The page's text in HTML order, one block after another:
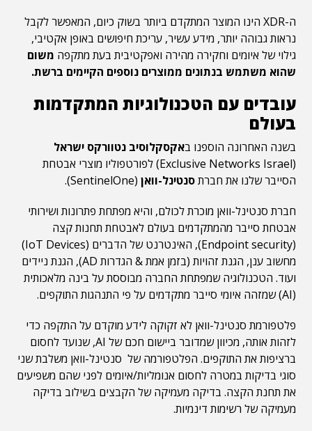
ה-XDR הינו המוצר המתקדם ביותר בשוק כיום, המאפשר לקבל
נראות גבוהה יותר, מידע עשיר, עריכת חיפושים באופן אקטיבי,
גילוי של איומים וחקירה מהירה ואפקטיבית בעת מתקפה משום
שהוא משתמש בנתונים ממוצרים נוספים הקיימים ברשת.
עובדים עם הטכנולוגיות המתקדמות
בעולם
בשנה האחרונה הוספנו באקסקלוסיב נטוורקס ישראל
(Exclusive Networks Israel) לפורטפוליו מוצרי אבטחת
הסייבר שלנו את חברתסנטינל-וואן (SentinelOne).
חברת סנטינל-וואן מוכרת לכולם, והיא מפתחת פתרונות ושירותי
אבטחת סייבר מהמתקדמים בעולם לאבטחת תחנות קצה
(Endpoint security), האינטרנט של הדברים (IoT Devices)
מחשוב ענן, הגנת זהויות (בזמן אמת & הגדרות AD), הגנת ניידים
ועוד. הטכנולוגיה שמפתחת החברה מבוססת על בינה מלאכותית
(AI) שמזהה איומי סייבר מתקדמים על פי התנהגות התוקפים.
פלטפורמת סנטינל-וואן לא זקוקה לידע מוקדם על התקפה כדי
לזהות אותה, מכיוון שמדובר ביישום חכם של AI, שנועד לחסום
ברציפות את התוקפים. הפלטפורמה של סנטינל-וואן משלבת שני
סוגי בדיקות במטרה לחסום אנומליות/איומים לפני שהם משפיעים
את תחנת הקצה. בדיקה מעמיקה של הקבצים בשילוב בדיקה
מעמיקה של רשימות דינמיות.